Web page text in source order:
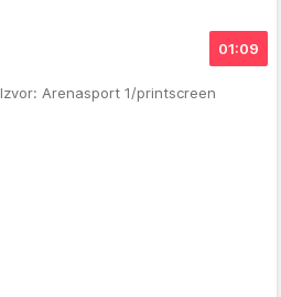
01:09
Izvor: Arenasport 1/printscreen